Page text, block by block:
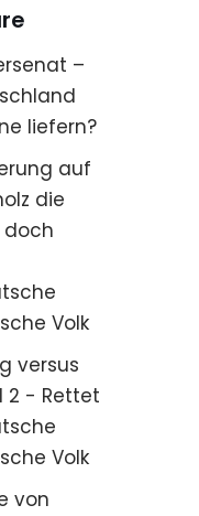
–
liefern?
auf
die
doch
Volk
versus
2 - Rettet
Volk
von